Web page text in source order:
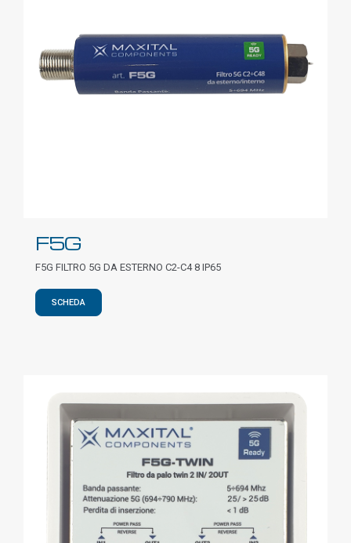
F5G
F5G FILTRO 5G DA ESTERNO C2-C4 8 IP65
SCHEDA